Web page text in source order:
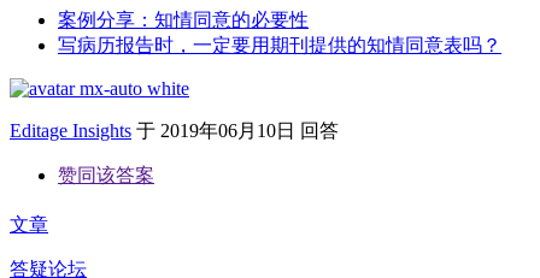
案例分享：知情同意的必要性
写病历报告时，一定要用期刊提供的知情同意表吗？
Editage Insights 于 2019年06月10日 回答
赞同该答案
文章
答疑论坛